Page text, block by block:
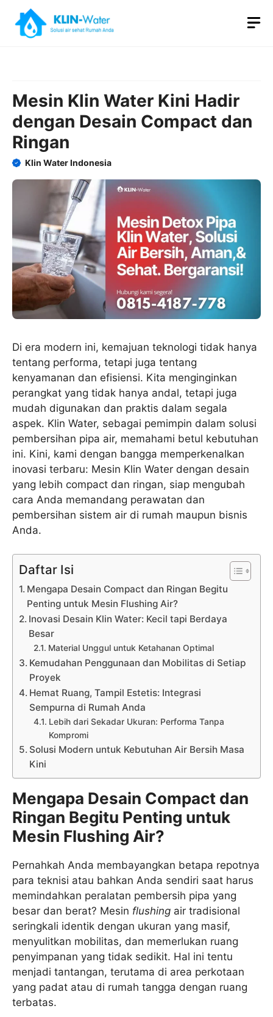
content
Mesin Klin Water Kini Hadir
dengan Desain Compact dan
Ringan
Klin Water Indonesia
Di era modern ini, kemajuan teknologi tidak hanya
tentang performa, tetapi juga tentang
kenyamanan dan efisiensi. Kita menginginkan
perangkat yang tidak hanya andal, tetapi juga
mudah digunakan dan praktis dalam segala
aspek. Klin Water, sebagai pemimpin dalam solusi
pembersihan pipa air, memahami betul kebutuhan
ini. Kini, kami dengan bangga memperkenalkan
inovasi terbaru: Mesin Klin Water dengan desain
yang lebih compact dan ringan, siap mengubah
cara Anda memandang perawatan dan
pembersihan sistem air di rumah maupun bisnis
Anda.
Daftar Isi
Mengapa Desain Compact dan Ringan Begitu
Penting untuk Mesin Flushing Air?
Inovasi Desain Klin Water: Kecil tapi Berdaya
Besar
Material Unggul untuk Ketahanan Optimal
Kemudahan Penggunaan dan Mobilitas di Setiap
Proyek
Hemat Ruang, Tampil Estetis: Integrasi
Sempurna di Rumah Anda
Lebih dari Sekadar Ukuran: Performa Tanpa
Kompromi
Solusi Modern untuk Kebutuhan Air Bersih Masa
Kini
Mengapa Desain Compact dan
Ringan Begitu Penting untuk
Mesin Flushing Air?
Pernahkah Anda membayangkan betapa repotnya
para teknisi atau bahkan Anda sendiri saat harus
memindahkan peralatan pembersih pipa yang
besar dan berat? Mesin flushing air tradisional
seringkali identik dengan ukuran yang masif,
menyulitkan mobilitas, dan memerlukan ruang
penyimpanan yang tidak sedikit. Hal ini tentu
menjadi tantangan, terutama di area perkotaan
yang padat atau di rumah tangga dengan ruang
terbatas.